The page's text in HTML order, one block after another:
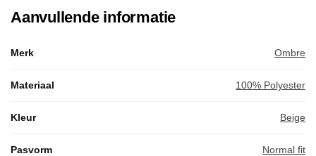
Aanvullende informatie
Merk Ombre
Materiaal 100% Polyester
Kleur Beige
Pasvorm Normal fit